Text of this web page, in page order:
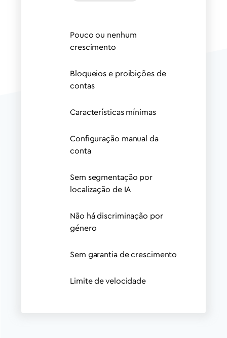
Pouco ou nenhum
crescimento
Bloqueios e proibições de
contas
Características mínimas
Configuração manual da
conta
Sem segmentação por
localização de IA
Não há discriminação por
género
Sem garantia de crescimento
Limite de velocidade